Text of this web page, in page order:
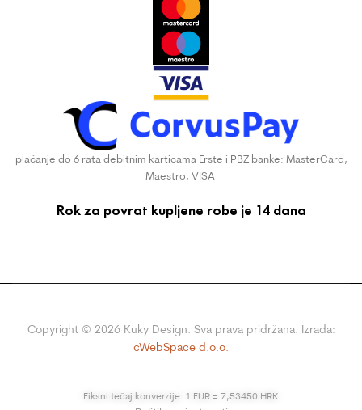
plaćanje do 6 rata debitnim karticama Erste i PBZ banke: MasterCard,
Maestro, VISA
Rok za povrat kupljene robe je 14 dana
Copyright © 2026Kuky Design. Sva prava pridržana. Izrada:
cWebSpace d.o.o.
Fiksni tečaj konverzije: 1 EUR = 7,53450 HRK